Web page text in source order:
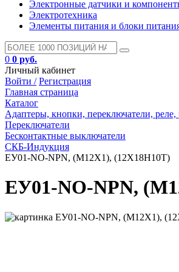
Электронные датчики и
Электротехника
Элементы питания и блоки
0 0 руб.
Личный кабинет
Войти / Регистрация
Главная страница
Каталог
Адаптеры, кнопки, переключатели, реле,
Переключатели
Бесконтактные выключатели
СКБ-Индукция
ЕУ01-NO-NPN, (М12Х1), (12Х18Н10Т)
ЕУ01-NO-NPN,